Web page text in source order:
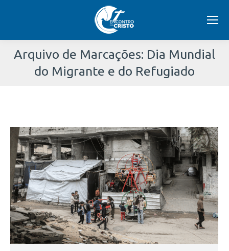
Arquivo de Marcações: Dia Mundial
do Migrante e do Refugiado
aqui: